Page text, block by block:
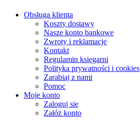
Obsługa klienta
Koszty dostawy
Nasze konto bankowe
Zwroty i reklamacje
Kontakt
Regulamin księgarni
Polityka prywatności i cookies
Zarabiaj z nami
Pomoc
Moje konto
Zaloguj się
Załóż konto